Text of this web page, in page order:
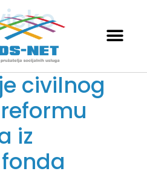
civilnog
iz